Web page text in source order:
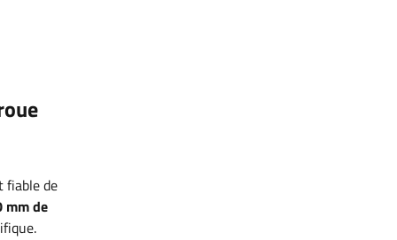
fiablede
mm de